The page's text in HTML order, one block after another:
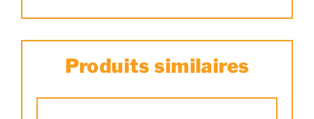
Produits similaires